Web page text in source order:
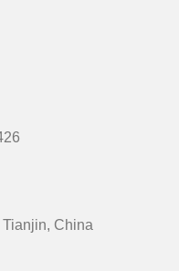
Tianjin, China